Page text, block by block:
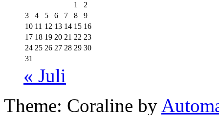
1
2
3
4 5 6 7 8
9
10 11 12 13 14 15 16
17 18 19 20 21 22 23
24 25 26 27 28 29 30
31
« Juli
Theme: Coraline by